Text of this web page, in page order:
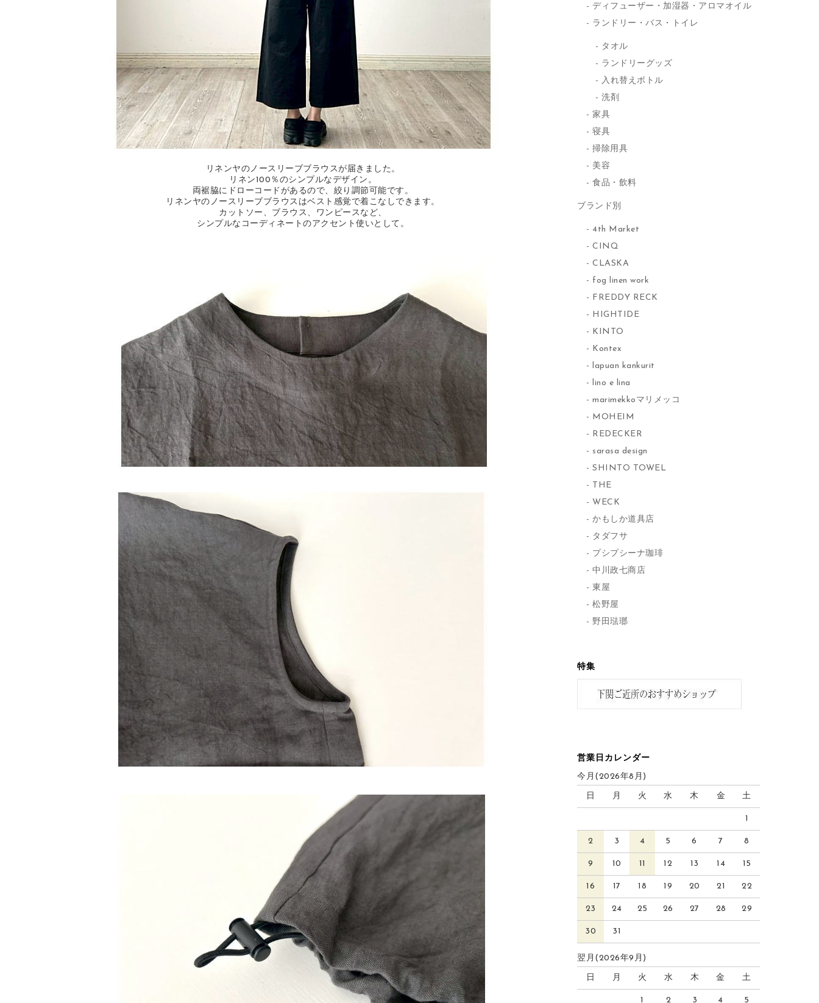
リネンヤのノースリーブブラウスが届きました。
リネン100％のシンプルなデザイン。
両裾脇にドローコードがあるので、絞り調節可能です。
リネンヤのノースリーブブラウスはベスト感覚で着こなしできます。
カットソー、ブラウス、ワンピースなど、
シンプルなコーディネートのアクセント使いとして。
ディフューザー・加湿器・アロマオイル
ランドリー・バス・トイレ
タオル
ランドリーグッズ
入れ替えボトル
洗剤
家具
寝具
掃除用具
美容
食品・飲料
ブランド別
4th Market
CINQ
CLASKA
fog linen work
FREDDY RECK
HIGHTIDE
KINTO
Kontex
lapuan kankurit
lino e lina
marimekkoマリメッコ
MOHEIM
REDECKER
sarasa design
SHINTO TOWEL
THE
WECK
かもしか道具店
タダフサ
プシプシーナ珈琲
中川政七商店
東屋
松野屋
野田琺瑯
特集
営業日カレンダー
今月(2026年8月)
日 月 火 水 木 金 土
1
2 3 4 5 6 7 8
9 10 11 12 13 14 15
16 17 18 19 20 21 22
23 24 25 26 27 28 29
30 31
翌月(2026年9月)
日 月 火 水 木 金 土
1 2 3 4 5